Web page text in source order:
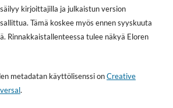
kirjoittajilla ja julkaistun version
Tämä koskee myös ennen syyskuuta
Rinnakkaistallenteessa tulee näkyä Eloren
metadatan käyttölisenssi onCreative
.